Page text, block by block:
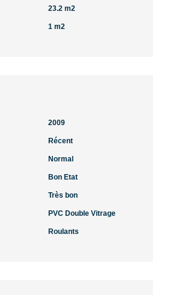
23.2 m2
1 m2
2009
Récent
Normal
Bon Etat
Très bon
PVC Double Vitrage
Roulants